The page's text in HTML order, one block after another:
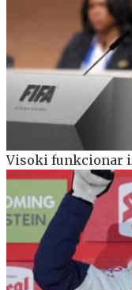
Visoki funkcionar